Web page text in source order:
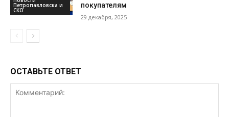
Петропавловска и
СКО
покупателям
29 декабря, 2025
ОСТАВЬТЕ ОТВЕТ